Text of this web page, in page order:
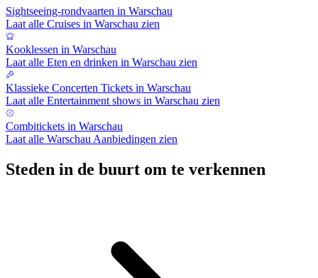
Sightseeing-rondvaarten in Warschau
Laat alle Cruises in Warschau zien
Kooklessen in Warschau
Laat alle Eten en drinken in Warschau zien
Klassieke Concerten Tickets in Warschau
Laat alle Entertainment shows in Warschau zien
Combitickets in Warschau
Laat alle Warschau Aanbiedingen zien
Steden in de buurt om te verkennen